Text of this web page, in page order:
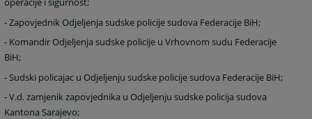
-Zapovjednik Odjeljenja sudske policije sudova Federacije BiH;
- Komandir Odjeljenja sudske policije u Vrhovnom sudu Federacije
BiH;
- Sudski policajac u Odjeljenju sudske policije sudova Federacije BiH;
-V.d. zamjenik zapovjednika u Odjeljenju sudske policija sudova
Kantona Sarajevo;